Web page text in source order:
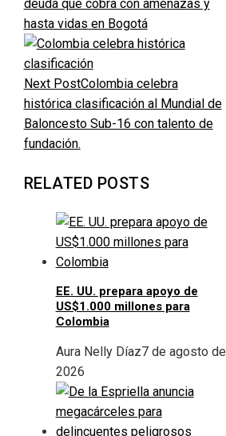
deuda que cobra con amenazas y
hasta vidas en Bogotá
Next PostColombia celebra
histórica clasificación al Mundial de
Baloncesto Sub-16 con talento de
fundación.
RELATED POSTS
EE. UU. prepara apoyo de
US$1.000 millones para
Colombia
Aura Nelly Díaz7 de agosto de
2026